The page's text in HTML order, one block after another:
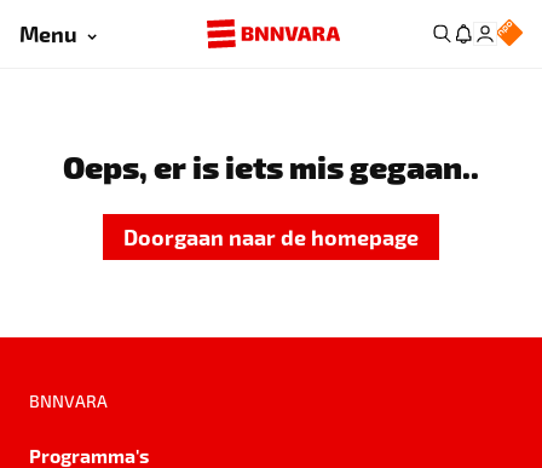
Menu
Oeps, er is iets mis gegaan..
Doorgaan naar de homepage
BNNVARA
Programma's